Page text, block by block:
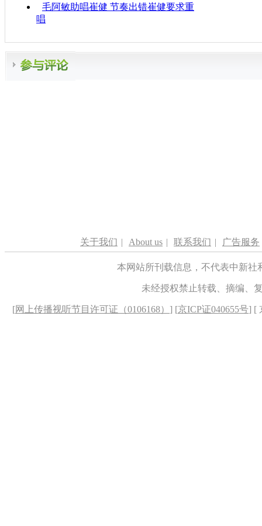
毛阿敏助唱崔健 节奏出错崔健要求重
唱
关于我们 | About us | 联系我们 | 广告服务
本网站所刊载信息，不代表中新
未经授权禁止转载、摘编、
[网上传播视听节目许可证（0106168） ] [京ICP证040655号] [